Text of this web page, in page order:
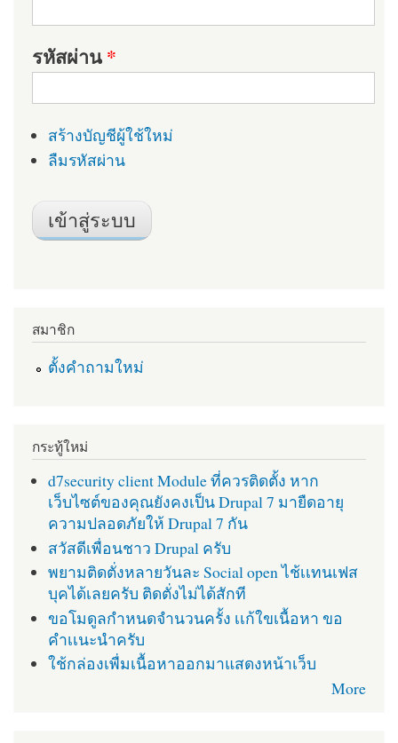
รหัสผ่าน*
สร้างบัญชีผู้ใช้ใหม่
ลืมรหัสผ่าน
สมาชิก
ตั้งคำถามใหม่
กระทู้ใหม่
d7security client Module ที่ควรติดตั้ง หาก
เว็บไซต์ของคุณยังคงเป็น Drupal 7 มายืดอายุ
ความปลอดภัยให้ Drupal 7 กัน
สวัสดีเพื่อนชาว Drupal ครับ
พยามติดตั่งหลายวันละ Social open ไช้เเทนเฟส
บุคได้เลยครับ ติดตั่งไม่ได้สักที
ขอโมดูลกำหนดจำนวนครั้ง เเก้ใขเนื้อหา ขอ
คำเเนะนำครับ
ใช้กล่องเพื่มเนื้อหาออกมาแสดงหน้าเว็บ
More